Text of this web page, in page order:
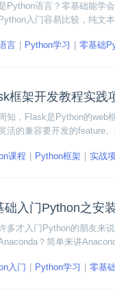
Python语言？零基础能学
入门容易比较，纯文
言 Python学习 零基础
框架开发教程实践
知，Flask是Python的web
活的兼容要开发的feature
用Flask框架完成智能租房
课程 Python框架 实战
础入门Python之安
多才入门Python的朋友来
？简单来讲
入门 Python学习 零基